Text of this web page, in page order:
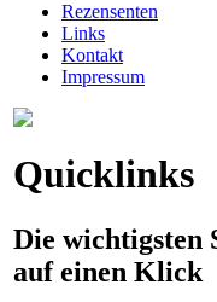
Rezensenten
Links
Kontakt
Impressum
Quicklinks
Die wichtigsten
auf einen Klick